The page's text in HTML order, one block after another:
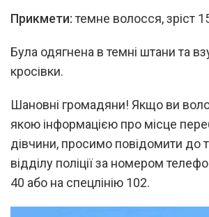
Прикмети:темне волосся, зріст
Була одягнена в темні штани та
кросівки.
Шановні громадяни! Якщо ви
якою інформацією про місце
дівчини, просимо повідомити до
відділу поліції за номером
40 або на спецлінію 102.